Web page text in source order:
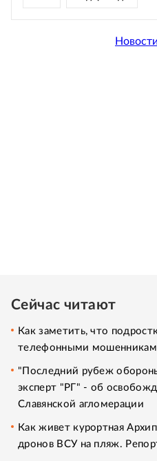
Сейчас читают
Как заметить, что
телефонными
"Последний рубеж
эксперт "РГ" - об
Славянской агломерации
Как живет курортная
дронов ВСУ на пляж.